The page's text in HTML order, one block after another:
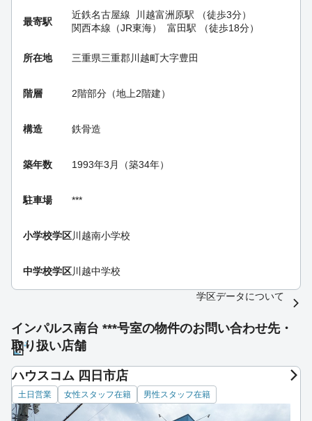
最寄駅
近鉄名古屋線 川越富洲原駅 （徒歩3分）
関西本線（JR東海）
富田駅 （徒歩18分）
所在地 三重県三重郡川越町大字豊田
階層 2階部分（地上2階建）
構造 鉄骨造
築年数 1993年3月（築34年）
駐車場 ***
小学校学区川越南小学校
中学校学区川越中学校
学区データについて
インパルス南台 ***号室の物件のお問い合わせ先・
取り扱い店舗
ハウスコム 四日市店
土日営業 女性スタッフ在籍 男性スタッフ在籍